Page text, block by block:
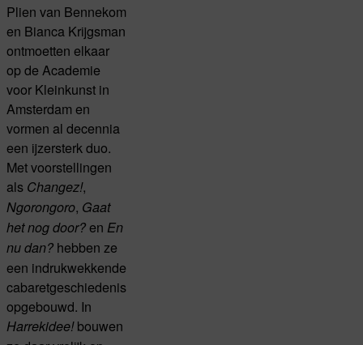
Plien van Bennekom
en Bianca Krijgsman
ontmoetten elkaar
op de Academie
voor Kleinkunst in
Amsterdam en
vormen al decennia
een ijzersterk duo.
Met voorstellingen
als Changez!,
Ngorongoro, Gaat
het nog door?en En
nu dan? hebben ze
een indrukwekkende
cabaretgeschiedenis
opgebouwd. In
Harrekidee!bouwen